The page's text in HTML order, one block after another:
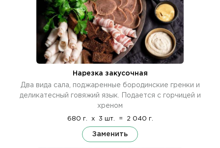
Нарезка закусочная
Два вида сала, поджаренные бородинские гренки и
деликатесный говяжий язык. Подается с горчицей и
хреном
680 г. x 3 шт. = 2 040 г.
Заменить